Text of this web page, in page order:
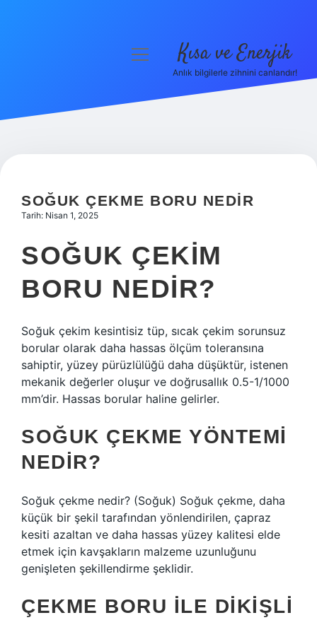
Hakkımızda
menüyü
Kısa ve Enerjik
Anlık bilgilerle zihnini canlandır!
SOĞUK ÇEKME BORU NEDIR
Tarih: Nisan 1, 2025
SOĞUK ÇEKIM
BORU NEDIR?
Soğuk çekim kesintisiz tüp, sıcak çekim sorunsuz
borular olarak daha hassas ölçüm toleransına
sahiptir, yüzey pürüzlülüğü daha düşüktür, istenen
mekanik değerler oluşur ve doğrusallık 0.5-1/1000
mm’dir. Hassas borular haline gelirler.
SOĞUK ÇEKME YÖNTEMI
NEDIR?
Soğuk çekme nedir? (Soğuk) Soğuk çekme, daha
küçük bir şekil tarafından yönlendirilen, çapraz
kesiti azaltan ve daha hassas yüzey kalitesi elde
etmek için kavşakların malzeme uzunluğunu
genişleten şekillendirme şeklidir.
ÇEKME BORU ILE DIKIŞLI